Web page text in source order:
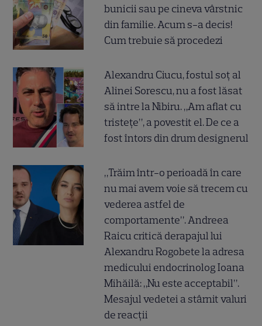
bunicii sau pe cineva vârstnic
din familie. Acum s-a decis!
Cum trebuie să procedezi
Alexandru Ciucu, fostul soț al
Alinei Sorescu, nu a fost lăsat
să intre la Nibiru. „Am aflat cu
tristețe”, a povestit el. De ce a
fost întors din drum designerul
„Trăim într-o perioadă în care
nu mai avem voie să trecem cu
vederea astfel de
comportamente”. Andreea
Raicu critică derapajul lui
Alexandru Rogobete la adresa
medicului endocrinolog Ioana
Mihăilă: „Nu este acceptabil”.
Mesajul vedetei a stârnit valuri
de reacții